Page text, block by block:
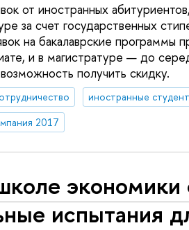
от иностранных
за счет государственных
на бакалаврские программы
и в магистратуре — до
получить скидку.
иностранные
2017
экономики
испытания